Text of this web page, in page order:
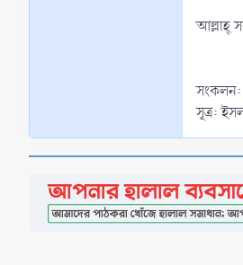
আল্লাহ্‌
সংকলন:
সূত্র: